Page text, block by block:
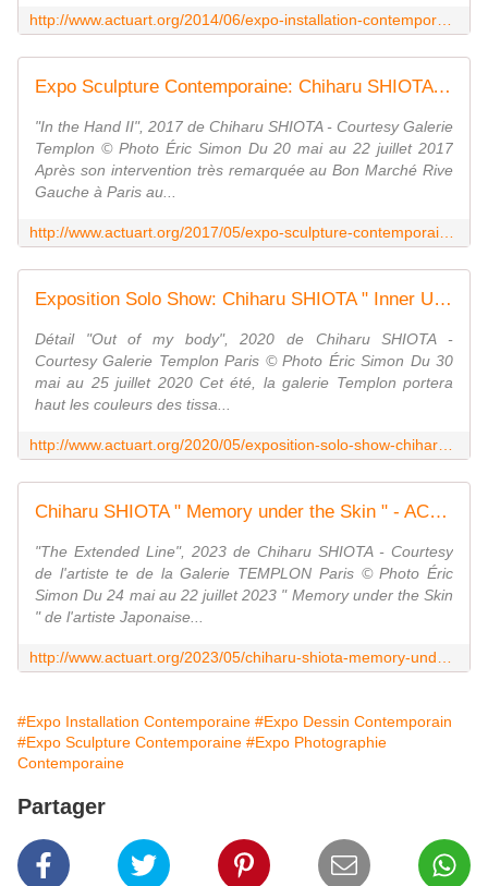
Expo Sculpture Contemporaine: Chiharu SHIOTA "Destination " - ACTUART by Eric SIMON
"In the Hand II", 2017 de Chiharu SHIOTA - Courtesy Galerie
Templon © Photo Éric Simon Du 20 mai au 22 juillet 2017
Après son intervention très remarquée au Bon Marché Rive
Gauche à Paris au...
Exposition Solo Show: Chiharu SHIOTA " Inner Universe " - ACTUART by Eric SIMON
Détail "Out of my body", 2020 de Chiharu SHIOTA -
Courtesy Galerie Templon Paris © Photo Éric Simon Du 30
mai au 25 juillet 2020 Cet été, la galerie Templon portera
haut les couleurs des tissa...
Chiharu SHIOTA " Memory under the Skin " - ACTUART by Eric SIMON
"The Extended Line", 2023 de Chiharu SHIOTA - Courtesy
de l'artiste te de la Galerie TEMPLON Paris © Photo Éric
Simon Du 24 mai au 22 juillet 2023 " Memory under the Skin
" de l'artiste Japonaise...
#Expo Installation Contemporaine #Expo Dessin Contemporain
#Expo Sculpture Contemporaine #Expo Photographie
Contemporaine
Partager